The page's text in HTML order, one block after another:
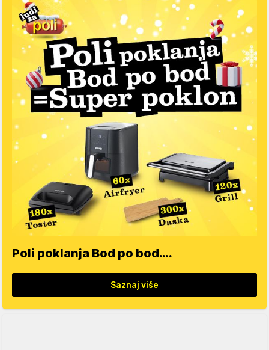
Poli poklanja Bod po bod….
Saznaj više